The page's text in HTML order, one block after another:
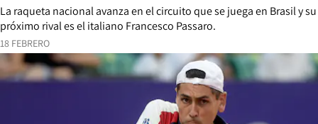
18 FEBRERO
La raqueta nacional avanza en el circuito que se juega en Brasil y su
próximo rival es el italiano Francesco Passaro.